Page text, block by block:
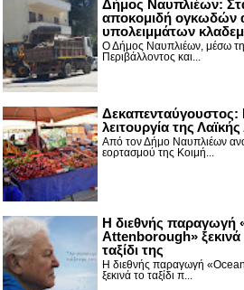
Δήμος Ναυπλιέων:
αποκομιδή ογκωδών
υπολειμμάτων
Ο Δήμος Ναυπλιέων, μέσω
Περιβάλλοντος και...
Δεκαπενταύγουστος:
λειτουργία της
Από τον Δήμο Ναυπλιέων
εορτασμού της Κοιμή...
Η διεθνής παραγωγή
Attenborough»
ταξίδι της
Η διεθνής παραγωγή
ξεκινά το ταξίδι π...